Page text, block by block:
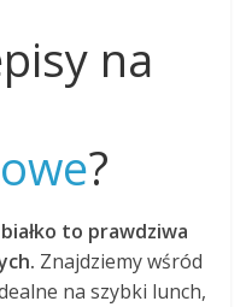
na
?
to prawdziwa
Znajdziemy wśród
na szybki lunch,